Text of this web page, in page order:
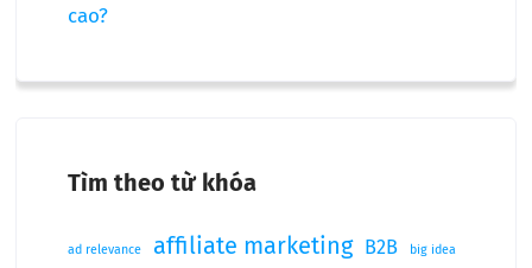
cao?
Tìm theo từ khóa
ad relevance affiliate marketing B2B big idea